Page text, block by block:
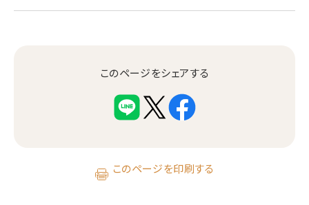
このページをシェアする
このページを印刷する